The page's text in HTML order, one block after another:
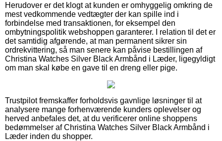
Herudover er det klogt at kunden er omhyggelig omkring de
mest vedkommende vedtægter der kan spille ind i
forbindelse med transaktionen, for eksempel den
ombytningspolitik webshoppen garanterer. I relation til det er
det samtidig afgørende, at man permanent sikrer sin
ordrekvittering, så man senere kan påvise bestillingen af
Christina Watches Silver Black Armbånd i Læder, ligegyldigt
om man skal købe en gave til en dreng eller pige.
Trustpilot fremskaffer forholdsvis gavnlige løsninger til at
analysere mange forhenværende kunders oplevelser og
herved anbefales det, at du verificerer online shoppens
bedømmelser af Christina Watches Silver Black Armbånd i
Læder inden du shopper.